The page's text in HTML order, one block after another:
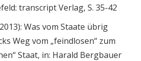
transcript Verlag, S. 35-42
Was vom Staate übrig
Weg vom „feindlosen“ zum
Staat, in: Harald Bergbauer